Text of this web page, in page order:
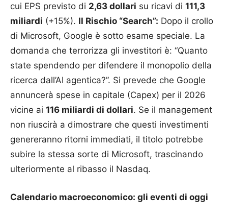
cui EPS previsto di 2,63 dollari su ricavi di 111,3
miliardi (+15%). Il Rischio “Search”: Dopo il crollo
di Microsoft, Google è sotto esame speciale. La
domanda che terrorizza gli investitori è: “Quanto
state spendendo per difendere il monopolio della
ricerca dall’AI agentica?”. Si prevede che Google
annuncerà spese in capitale (Capex) per il 2026
vicine ai 116 miliardi di dollari. Se il management
non riuscirà a dimostrare che questi investimenti
genereranno ritorni immediati, il titolo potrebbe
subire la stessa sorte di Microsoft, trascinando
ulteriormente al ribasso il Nasdaq.
Calendario macroeconomico: gli eventi di oggi